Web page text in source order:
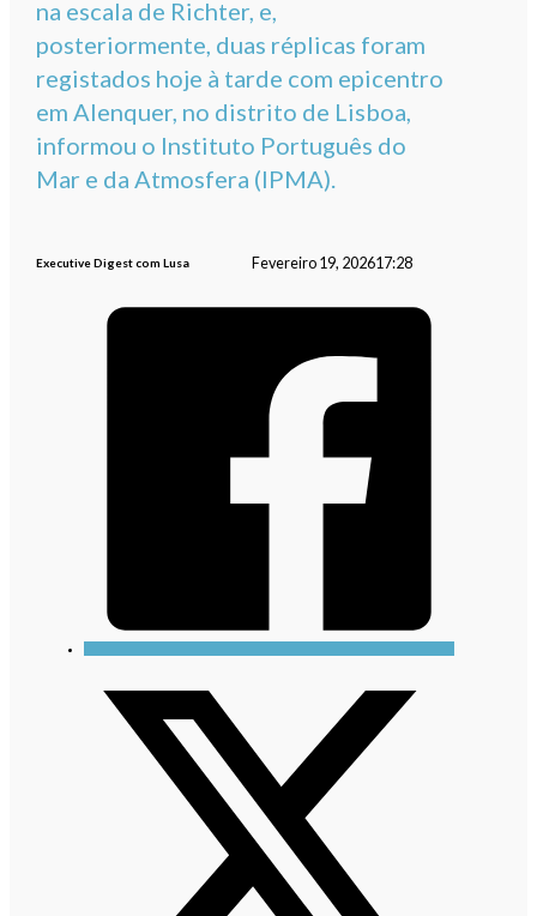
na escala de Richter, e,
posteriormente, duas réplicas foram
registados hoje à tarde com epicentro
em Alenquer, no distrito de Lisboa,
informou o Instituto Português do
Mar e da Atmosfera (IPMA).
Executive Digest com Lusa Fevereiro 19, 202617:28